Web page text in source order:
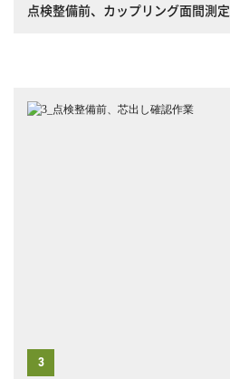
点検整備前、カップリング面間測定